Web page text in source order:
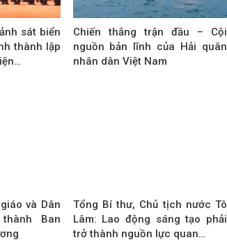
sát biển
thành lập
Chiến thắng trận đầu – Cội
nguồn bản lĩnh của Hải quân
nhân dân Việt Nam
và Dân
Ban
Tổng Bí thư, Chủ tịch nước Tô
Lâm: Lao động sáng tạo phải
trở thành nguồn lực quan…